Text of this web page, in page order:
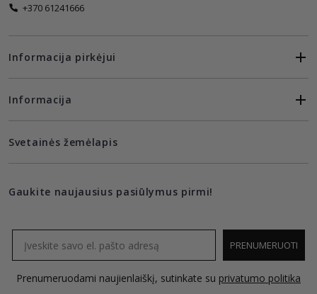
+370 61241666
Informacija pirkėjui
Informacija
Svetainės žemėlapis
Gaukite naujausius pasiūlymus pirmi!
PRENUMERUOTI
Prenumeruodami naujienlaiškį, sutinkate su privatumo politika